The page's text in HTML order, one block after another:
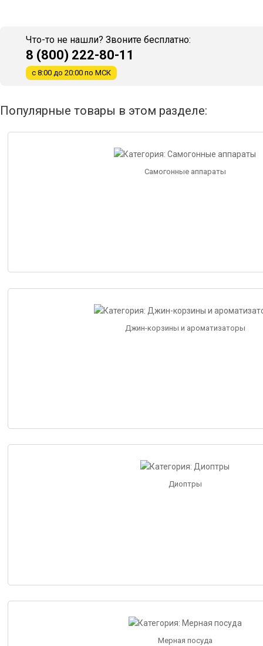
Что-то не нашли? Звоните бесплатно:
8 (800) 222-80-11
с 8:00 до 20:00 по МСК
Популярные товары в этом разделе:
Самогонные аппараты
Джин-корзины и ароматизаторы
Диоптры
Мерная посуда